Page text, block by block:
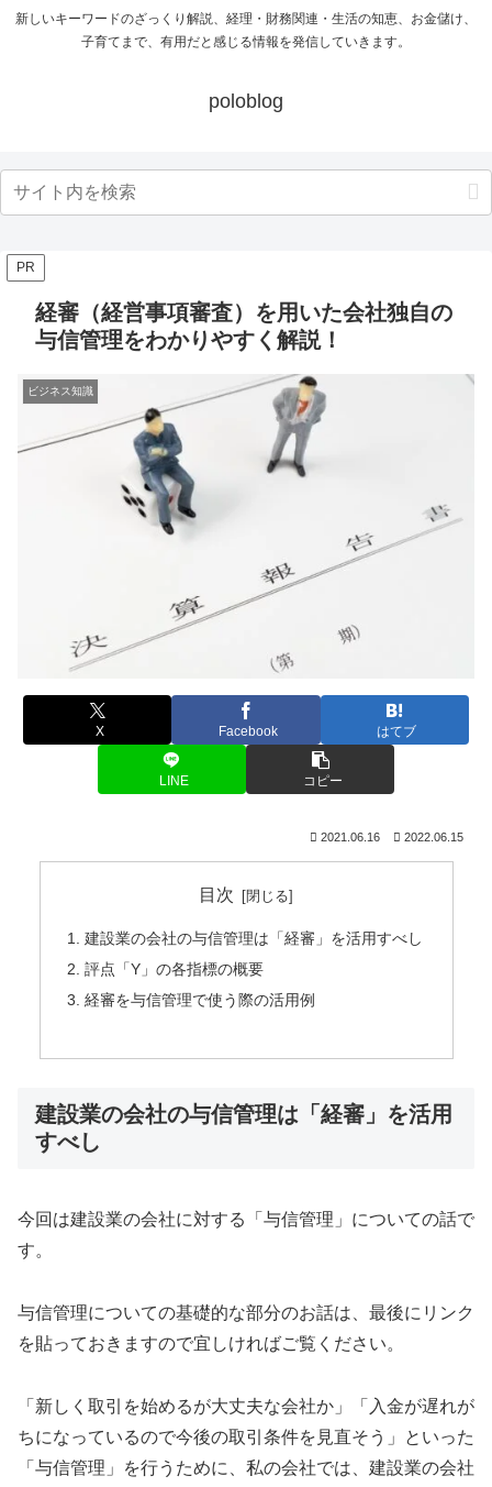
新しいキーワードのざっくり解説、経理・財務関連・生活の知恵、お金儲け、
子育てまで、有用だと感じる情報を発信していきます。
poloblog
PR
経審（経営事項審査）を用いた会社独自の
与信管理をわかりやすく解説！
ビジネス知識
X Facebook はてブ
LINE コピー
2021.06.16 2022.06.15
目次
建設業の会社の与信管理は「経審」を活用すべし
評点「Y」の各指標の概要
経審を与信管理で使う際の活用例
建設業の会社の与信管理は「経審」を活用
すべし
今回は建設業の会社に対する「与信管理」についての話で
す。
与信管理についての基礎的な部分のお話は、最後にリンク
を貼っておきますので宜しければご覧ください。
「新しく取引を始めるが大丈夫な会社か」「入金が遅れが
ちになっているので今後の取引条件を見直そう」といった
「与信管理」を行うために、私の会社では、建設業の会社